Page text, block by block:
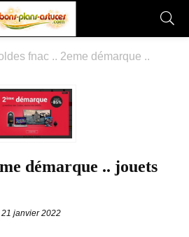
fnac .. 2eme démarque ..
démarque .. jouets
21 janvier 2022